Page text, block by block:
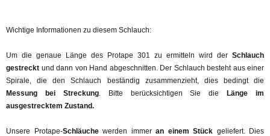
Wichtige Informationen zu diesem Schlauch:
Um die genaue Länge des Protape 301 zu ermitteln wird der Schlauch
gestreckt und dann von Hand abgeschnitten. Der Schlauch besteht aus einer
Spirale, die den Schlauch beständig zusammenzieht, dies bedingt die
Messung bei Streckung. Bitte berücksichtigen Sie die
Länge im
ausgestrecktem Zustand.
Unsere Protape-Schläuchewerden immer an einem Stück geliefert. Dies